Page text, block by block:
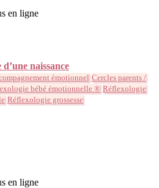
en ligne
naissance
émotionnel Cercles parents /
bébé émotionnelle ® Réflexologie
Réflexologie grossesse
en ligne